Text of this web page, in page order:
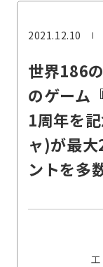
2021.12.10
世界186
のゲーム
1周年を
ャ)が最
ントを多